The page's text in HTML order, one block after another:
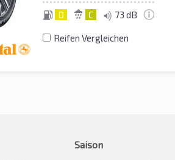
D C 73 dB
Reifen Vergleichen
Saison